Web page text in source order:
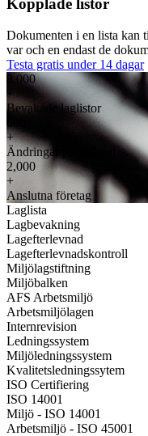
Kopplade listor
Dokumenten i en lista kan
var och en endast de
Testa gratis under 14 dagar
8,000
+
Bevakade laglistor
600
+
Ändringar per månad
2,000
+
Anslutna företag
Laglista
Lagbevakning
Lagefterlevnad
Lagefterlevnadskontroll
Miljölagstiftning
Miljöbalken
AFS Arbetsmiljö
Arbetsmiljölagen
Internrevision
Ledningssystem
Miljöledningssystem
Kvalitetsledningssytem
ISO Certifiering
ISO 14001
Miljö - ISO 14001
Arbetsmiljö - ISO 45001